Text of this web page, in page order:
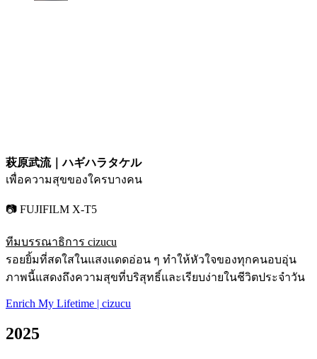
萩原武流｜ハギハラタケル
เพื่อความสุขของใครบางคน
📷 FUJIFILM X-T5
ทีมบรรณาธิการ cizucu
รอยยิ้มที่สดใสในแสงแดดอ่อน ๆ ทำให้หัวใจของทุกคนอบอุ่น
ภาพนี้แสดงถึงความสุขที่บริสุทธิ์และเรียบง่ายในชีวิตประจำวัน
Enrich My Lifetime | cizucu
2025